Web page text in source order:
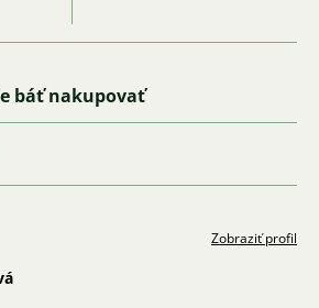
báť nakupovať
Zobraziť profil